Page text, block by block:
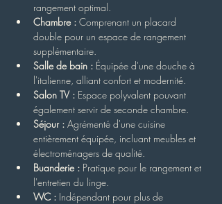
rangement optimal.
Chambre : Comprenant un placard
double pour un espace de rangement
supplémentaire.
Salle de bain : Équipée d'une douche à
l'italienne, alliant confort et modernité.
Salon TV : Espace polyvalent pouvant
également servir de seconde chambre.
Séjour : Agrémenté d'une cuisine
entièrement équipée, incluant meubles et
électroménagers de qualité.
Buanderie : Pratique pour le rangement et
l'entretien du linge.
WC : Indépendant pour plus de